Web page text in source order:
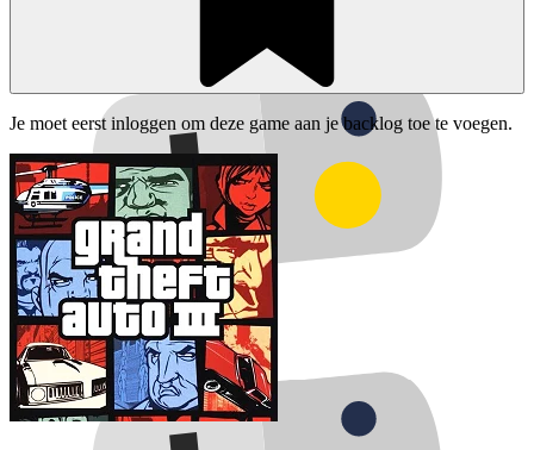
Je moet eerst inloggen om deze game aan je backlog toe te voegen.